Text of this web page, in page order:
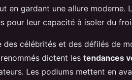
en gardant une allure moderne.
pour leur capacité à isoler du
des célébrités et des défilés de
dictent les tendances
Les podiums mettent en